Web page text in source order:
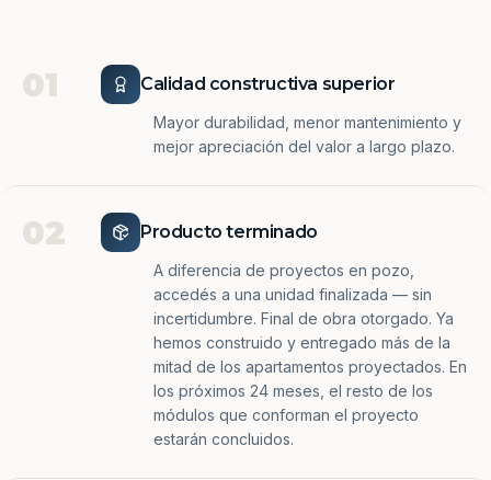
01 Calidad constructiva superior
Mayor durabilidad, menor mantenimiento y
mejor apreciación del valor a largo plazo.
02 Producto terminado
A diferencia de proyectos en pozo,
accedés a una unidad finalizada — sin
incertidumbre. Final de obra otorgado. Ya
hemos construido y entregado más de la
mitad de los apartamentos proyectados. En
los próximos 24 meses, el resto de los
módulos que conforman el proyecto
estarán concluidos.